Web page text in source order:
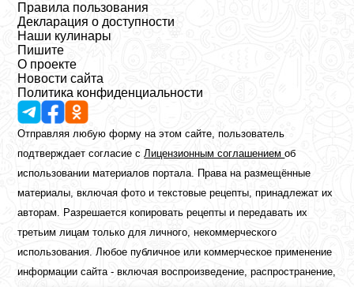
Правила пользования
Декларация о доступности
Наши кулинары
Пишите
О проекте
Новости сайта
Политика конфиденциальности
Отправляя любую форму на этом сайте, пользователь
подтверждает согласие сЛицензионным соглашениемоб
использовании материалов портала. Права на размещённые
материалы, включая фото и текстовые рецепты, принадлежат их
авторам. Разрешается копировать рецепты и передавать их
третьим лицам только для личного, некоммерческого
использования. Любое публичное или коммерческое применение
информации сайта - включая воспроизведение, распространение,